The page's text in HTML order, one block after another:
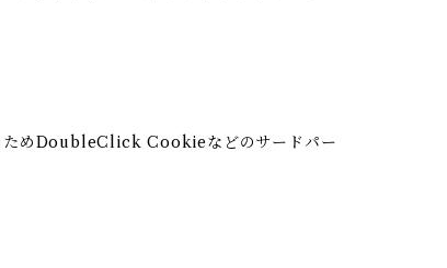
ためDoubleClick Cookieなどのサードパー